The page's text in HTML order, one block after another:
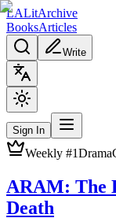
LALitArchive
BooksArticles
Write
Sign In
Weekly #1Drama
ARAM: The
Death